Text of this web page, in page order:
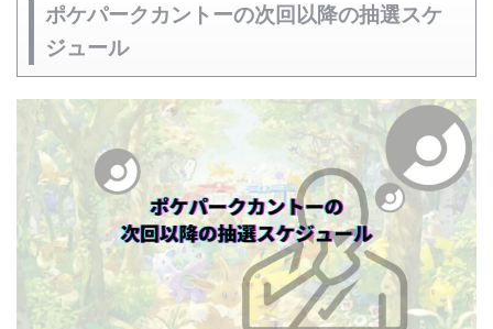
ポケパークカントーの次回以降の抽選スケ
ジュール